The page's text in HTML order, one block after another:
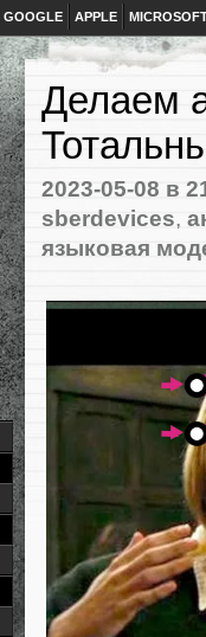
GOOGLE APPLE
Делаем
2023-05-08 в
sberdevices,
языковая